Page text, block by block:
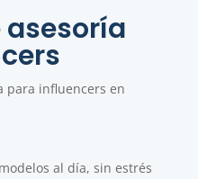
asesoría
para influencers en
al día, sin estrés